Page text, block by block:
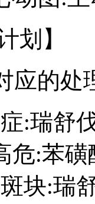
划】
应的处
:瑞舒
危:苯
块:瑞